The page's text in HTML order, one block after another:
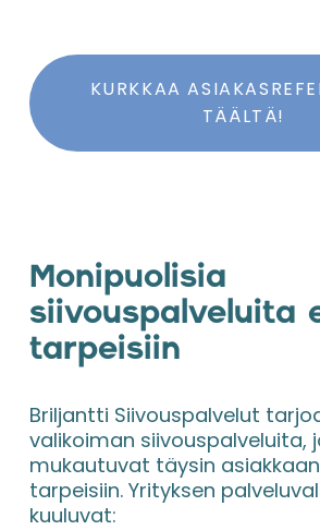
KURKKAA
TÄÄLTÄ!
Monipuolisia
siivouspalveluita
tarpeisiin
Briljantti Siivouspalvelut
valikoiman siivouspalveluita,
mukautuvat täysin
tarpeisiin. Yrityksen
kuuluvat: